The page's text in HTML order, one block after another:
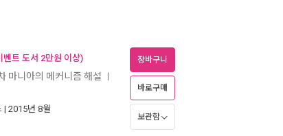
트 도서 2만원 이상)
마니아의 메커니즘 해설
| 2015년 8월
장바구니
바로구매
보관함